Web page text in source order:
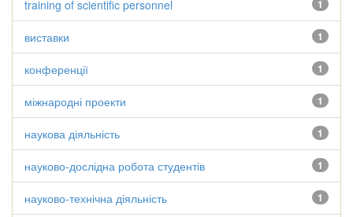
1
training of scientific personnel
1
виставки
1
конференції
1
міжнародні проекти
1
наукова діяльність
1
науково-дослідна робота студентів
1
науково-технічна діяльність